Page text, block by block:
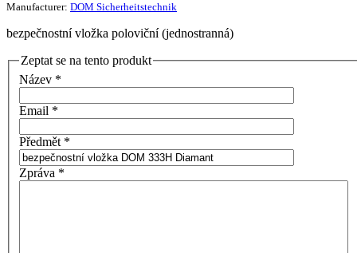
Manufacturer: DOM Sicherheitstechnik
bezpečnostní vložka poloviční (jednostranná)
Zeptat se na tento produkt
Název *
Email *
Předmět *
Zpráva *